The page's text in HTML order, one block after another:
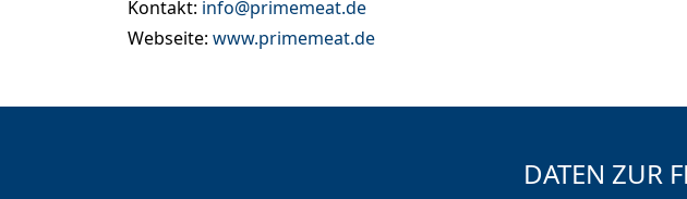
Kontakt: info@primemeat.de
Webseite: www.primemeat.de
DATEN ZUR